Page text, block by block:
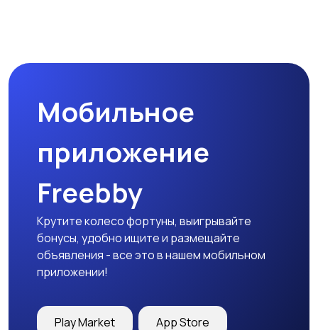
Мобильное
приложение
Freebby
Крутите колесо фортуны, выигрывайте
бонусы, удобно ищите и размещайте
объявления - все это в нашем мобильном
приложении!
Play Market App Store